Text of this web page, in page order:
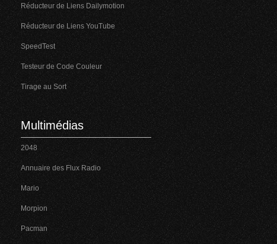
Réducteur de Liens Dailymotion
Réducteur de Liens YouTube
SpeedTest
Testeur de Code Couleur
Tirage au Sort
Multimédias
2048
Annuaire des Flux Radio
Mario
Morpion
Pacman